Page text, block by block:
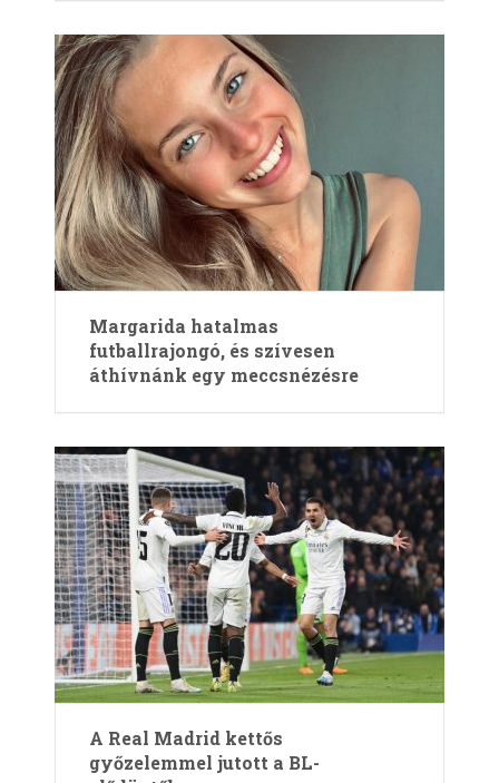
Margarida hatalmas
futballrajongó, és szívesen
áthívnánk egy meccsnézésre
A Real Madrid kettős
győzelemmel jutott a BL-